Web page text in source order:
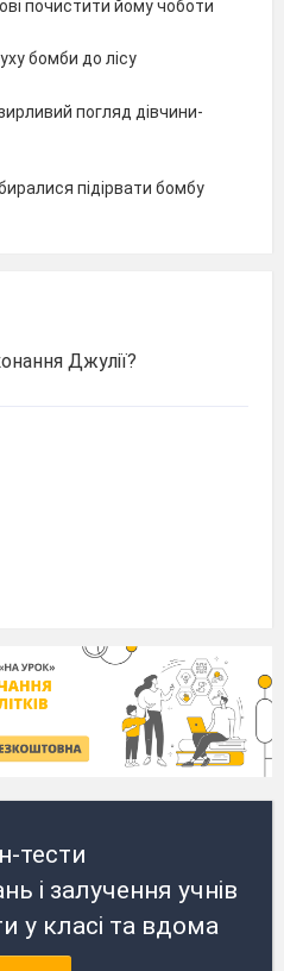
почистити йому чоботи
бомби до лісу
погляд дівчини-
підірвати бомбу
Джулії?
тести
і залучення учнів
у класі та вдома